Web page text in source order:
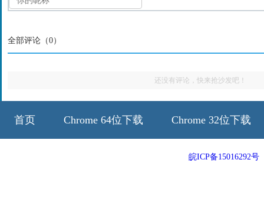
全部评论（0）
还没有评论，快来抢沙发吧！
首页 Chrome 64位下载 Chrome 32位下载
皖ICP备15016292号